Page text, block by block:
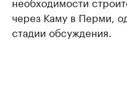
через Каму в Перми,
стадии обсуждения.